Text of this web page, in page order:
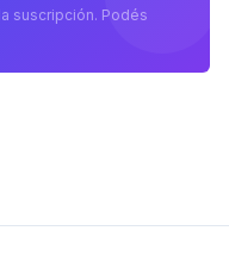
suscripción. Podés